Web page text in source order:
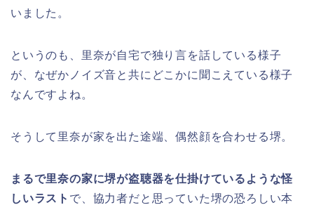
いました。
というのも、里奈が自宅で独り言を話している様子
が、なぜかノイズ音と共にどこかに聞こえている様子
なんですよね。
そうして里奈が家を出た途端、偶然顔を合わせる堺。
まるで里奈の家に堺が盗聴器を仕掛けているような怪
しいラスト で、協力者だと思っていた堺の恐ろしい本